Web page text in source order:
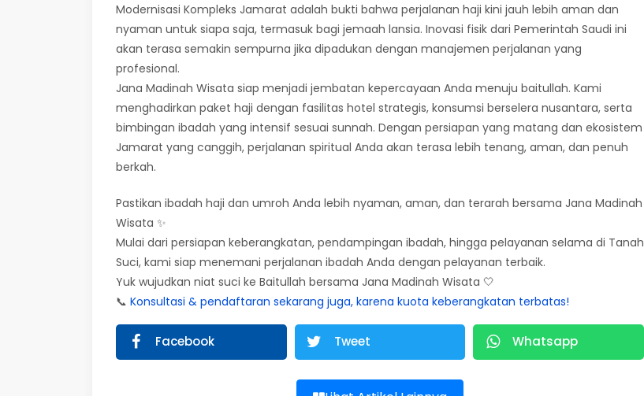
Modernisasi Kompleks Jamarat adalah bukti bahwa perjalanan haji kini jauh lebih aman dan
nyaman untuk siapa saja, termasuk bagi jemaah lansia. Inovasi fisik dari Pemerintah Saudi ini
akan terasa semakin sempurna jika dipadukan dengan manajemen perjalanan yang
profesional.
Jana Madinah Wisata siap menjadi jembatan kepercayaan Anda menuju baitullah. Kami
menghadirkan paket haji dengan fasilitas hotel strategis, konsumsi berselera nusantara, serta
bimbingan ibadah yang intensif sesuai sunnah. Dengan persiapan yang matang dan ekosistem
Jamarat yang canggih, perjalanan spiritual Anda akan terasa lebih tenang, aman, dan penuh
berkah.
Pastikan ibadah haji dan umroh Anda lebih nyaman, aman, dan terarah bersama Jana Madinah
Wisata ✨
Mulai dari persiapan keberangkatan, pendampingan ibadah, hingga pelayanan selama di Tanah
Suci, kami siap menemani perjalanan ibadah Anda dengan pelayanan terbaik.
Yuk wujudkan niat suci ke Baitullah bersama Jana Madinah Wisata 🤍
📞 Konsultasi & pendaftaran sekarang juga, karena kuota keberangkatan terbatas!
Facebook Tweet Whatsapp